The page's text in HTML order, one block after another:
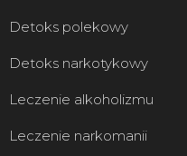
Detoks polekowy
Detoks narkotykowy
Leczenie alkoholizmu
Leczenie narkomanii